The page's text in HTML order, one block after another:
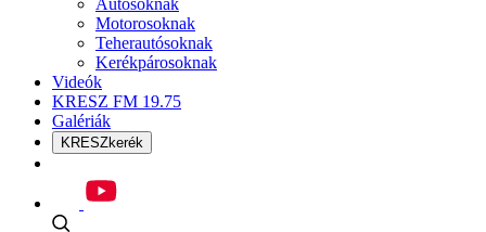
Autósoknak
Motorosoknak
Teherautósoknak
Kerékpárosoknak
Videók
KRESZ FM 19.75
Galériák
KRESZkerék